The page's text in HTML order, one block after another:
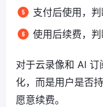
支付后使用，判
使用后续费，判
对于云录像和 AI
化，而是用户是否
愿意续费。